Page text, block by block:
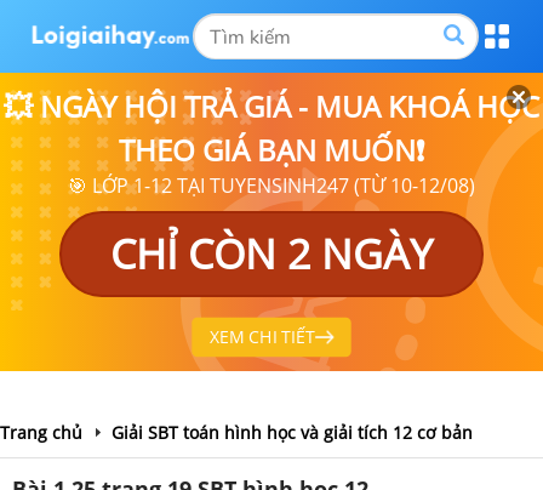
💥 NGÀY HỘI TRẢ GIÁ - MUA KHOÁ HỌC
THEO GIÁ BẠN MUỐN❗
🎯 LỚP 1-12 TẠI TUYENSINH247 (TỪ 10-12/08)
CHỈ CÒN 2 NGÀY
XEM CHI TIẾT
Trang chủ Giải SBT toán hình học và giải tích 12 cơ bản